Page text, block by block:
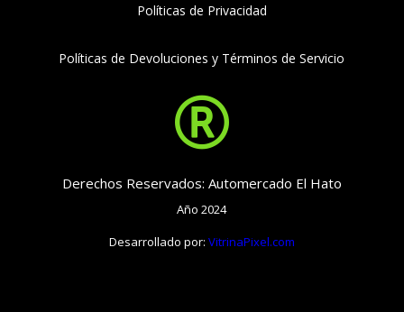
Políticas de Privacidad
Políticas de Devoluciones y Términos de Servicio

Derechos Reservados: Automercado El Hato
Año 2024
Desarrollado por: VitrinaPixel.com